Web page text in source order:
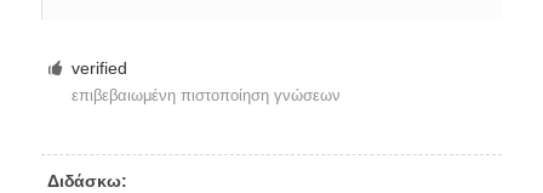
verified
επιβεβαιωμένη πιστοποίηση γνώσεων
Διδάσκω: